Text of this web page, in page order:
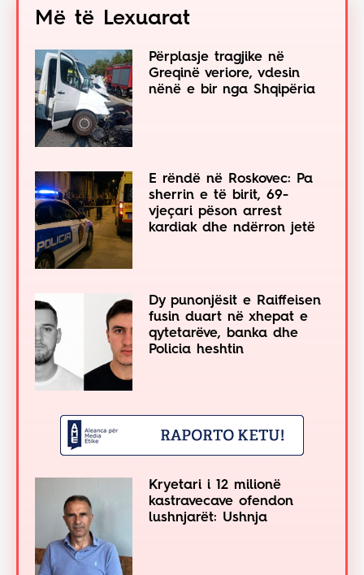
Më të Lexuarat
Përplasje tragjike në
Greqinë veriore, vdesin
nënë e bir nga Shqipëria
E rëndë në Roskovec: Pa
sherrin e të birit, 69-
vjeçari pëson arrest
kardiak dhe ndërron jetë
Dy punonjësit e Raiffeisen
fusin duart në xhepat e
qytetarëve, banka dhe
Policia heshtin
Kryetari i 12 milionë
kastravecave ofendon
lushnjarët: Ushnja